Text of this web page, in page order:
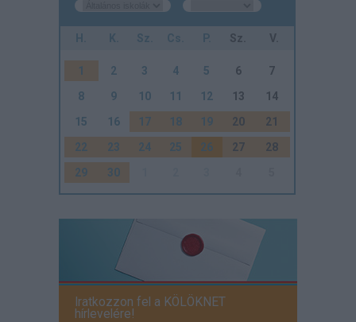
H. K. Sz. Cs. P. Sz. V.
1 2 3 4 5 6
7
8
9 10 11 12 13
14
15
16 17 18 19 20
21
22
23 24 25 26 27
28
29
30
Iratkozzon fel a KÖLÖKNET
hírlevelére!